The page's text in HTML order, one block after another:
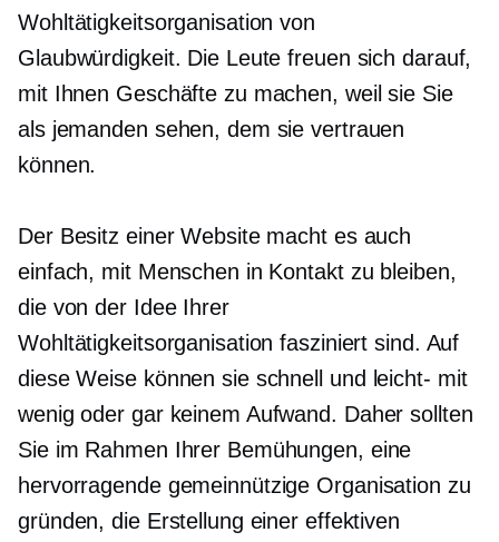
Wohltätigkeitsorganisation von
Glaubwürdigkeit. Die Leute freuen sich darauf,
mit Ihnen Geschäfte zu machen, weil sie Sie
als jemanden sehen, dem sie vertrauen
können.
Der Besitz einer Website macht es auch
einfach, mit Menschen in Kontakt zu bleiben,
die von der Idee Ihrer
Wohltätigkeitsorganisation fasziniert sind. Auf
diese Weise können sie schnell und leicht- mit
wenig oder gar keinem Aufwand. Daher sollten
Sie im Rahmen Ihrer Bemühungen, eine
hervorragende gemeinnützige Organisation zu
gründen, die Erstellung einer effektiven